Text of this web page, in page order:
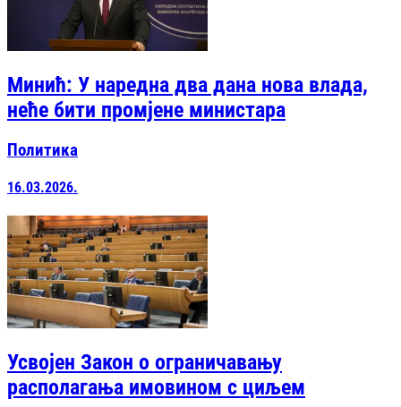
Минић: У наредна два дана нова влада,
неће бити промјене министара
Политика
16.03.2026.
Усвојен Закон о ограничавању
располагања имовином с циљем